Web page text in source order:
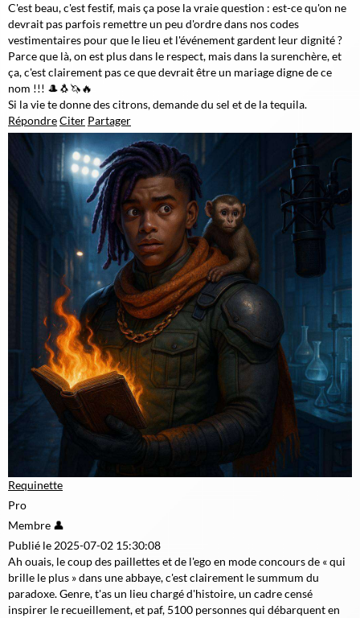
C'est beau, c'est festif, mais ça pose la vraie question : est-ce qu'on ne
devrait pas parfois remettre un peu d'ordre dans nos codes
vestimentaires pour que le lieu et l'événement gardent leur dignité ?
Parce que là, on est plus dans le respect, mais dans la surenchère, et
ça, c'est clairement pas ce que devrait être un mariage digne de ce
nom !!! 🎩🐧🦄🔥
Si la vie te donne des citrons, demande du sel et de la tequila.
RépondreCiter Partager
Requinette
Pro
Membre 👤
Publié le 2025-07-02 15:30:08
Ah ouais, le coup des paillettes et de l'ego en mode concours de « qui
brille le plus » dans une abbaye, c'est clairement le summum du
paradoxe. Genre, t'as un lieu chargé d'histoire, un cadre censé
inspirer le recueillement, et paf, 5100 personnes qui débarquent en